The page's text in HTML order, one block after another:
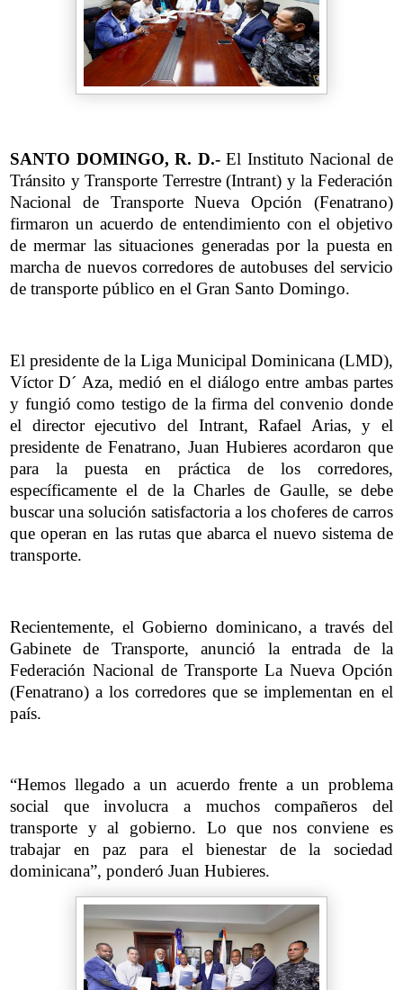
SANTO DOMINGO, R. D.-El Instituto Nacional de
Tránsito y Transporte Terrestre (Intrant) y la Federación
Nacional de Transporte Nueva Opción (Fenatrano)
firmaron un acuerdo de entendimiento con el objetivo
de mermar las situaciones generadas por la puesta en
marcha de nuevos corredores de autobuses del servicio
de transporte público en el Gran Santo Domingo.
El presidente de la Liga Municipal Dominicana (LMD),
Víctor D´ Aza, medió en el diálogo entre ambas partes
y fungió como testigo de la firma del convenio donde
el director ejecutivo del Intrant, Rafael Arias, y el
presidente de Fenatrano, Juan Hubieres acordaron que
para la puesta en práctica de los corredores,
específicamente el de la Charles de Gaulle, se debe
buscar una solución satisfactoria a los choferes de carros
que operan en las rutas que abarca el nuevo sistema de
transporte.
Recientemente, el Gobierno dominicano, a través del
Gabinete de Transporte, anunció la entrada de la
Federación Nacional de Transporte La Nueva Opción
(Fenatrano) a los corredores que se implementan en el
país.
“Hemos llegado a un acuerdo frente a un problema
social que involucra a muchos compañeros del
transporte y al gobierno. Lo que nos conviene es
trabajar en paz para el bienestar de la sociedad
dominicana”, ponderó Juan Hubieres.